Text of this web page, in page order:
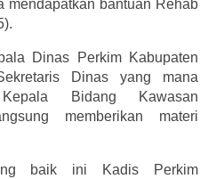
mendapatkan bantuan Rehab
Dinas Perkim Kabupaten
Dinas yang mana
Bidang Kawasan
memberikan materi
baik ini Kadis Perkim